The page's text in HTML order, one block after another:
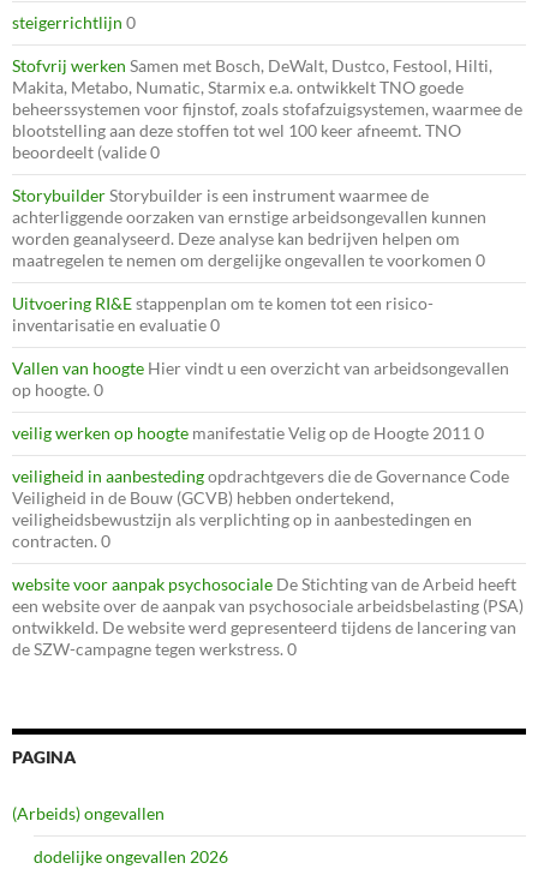
steigerrichtlijn 0
Stofvrij werken Samen met Bosch, DeWalt, Dustco, Festool, Hilti,
Makita, Metabo, Numatic, Starmix e.a. ontwikkelt TNO goede
beheerssystemen voor fijnstof, zoals stofafzuigsystemen, waarmee de
blootstelling aan deze stoffen tot wel 100 keer afneemt. TNO
beoordeelt (valide 0
StorybuilderStorybuilder is een instrument waarmee de
achterliggende oorzaken van ernstige arbeidsongevallen kunnen
worden geanalyseerd. Deze analyse kan bedrijven helpen om
maatregelen te nemen om dergelijke ongevallen te voorkomen 0
Uitvoering RI&Estappenplan om te komen tot een risico-
inventarisatie en evaluatie 0
Vallen van hoogte Hier vindt u een overzicht van arbeidsongevallen
op hoogte. 0
veilig werken op hoogte manifestatie Velig op de Hoogte 2011 0
veiligheid in aanbestedingopdrachtgevers die de Governance Code
Veiligheid in de Bouw (GCVB) hebben ondertekend,
veiligheidsbewustzijn als verplichting op in aanbestedingen en
contracten. 0
website voor aanpak psychosociale De Stichting van de Arbeid heeft
een website over de aanpak van psychosociale arbeidsbelasting (PSA)
ontwikkeld. De website werd gepresenteerd tijdens de lancering van
de SZW-campagne tegen werkstress. 0
PAGINA
(Arbeids) ongevallen
dodelijke ongevallen 2026